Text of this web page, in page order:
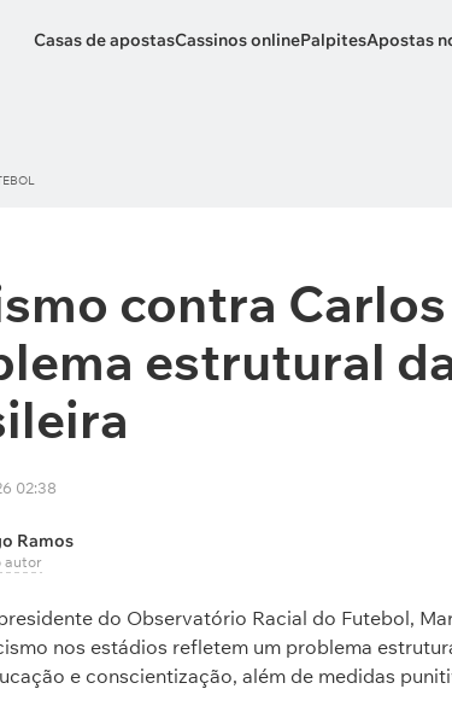
Casas de apostasCassinos onlinePalpitesApostas
contra
estrutural
02:38
Ramos
autor
do Observatório Racial do Futebol,
nos estádios refletem um problema
e conscientização, além de medidas